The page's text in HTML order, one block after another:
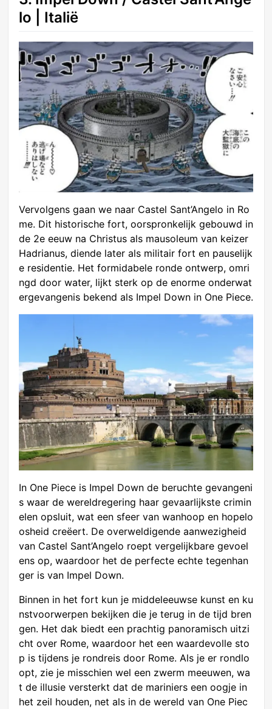
lo | Italië
Vervolgens gaan we naar Castel Sant’Angelo in Ro
me. Dit historische fort, oorspronkelijk gebouwd in
de 2e eeuw na Christus als mausoleum van keizer
Hadrianus, diende later als militair fort en pauselijk
e residentie. Het formidabele ronde ontwerp, omri
ngd door water, lijkt sterk op de enorme onderwat
ergevangenis bekend als Impel Down in One Piece.
In One Piece is Impel Down de beruchte gevangeni
s waar de wereldregering haar gevaarlijkste crimin
elen opsluit, wat een sfeer van wanhoop en hopelo
osheid creëert. De overweldigende aanwezigheid
van Castel Sant’Angelo roept vergelijkbare gevoel
ens op, waardoor het de perfecte echte tegenhan
ger is van Impel Down.
Binnen in het fort kun je middeleeuwse kunst en ku
nstvoorwerpen bekijken die je terug in de tijd bren
gen. Het dak biedt een prachtig panoramisch uitzi
cht over Rome, waardoor het een waardevolle sto
p is tijdens je rondreis door Rome. Als je er rondlo
opt, zie je misschien wel een zwerm meeuwen, wa
t de illusie versterkt dat de mariniers een oogje in
het zeil houden, net als in de wereld van One Piec